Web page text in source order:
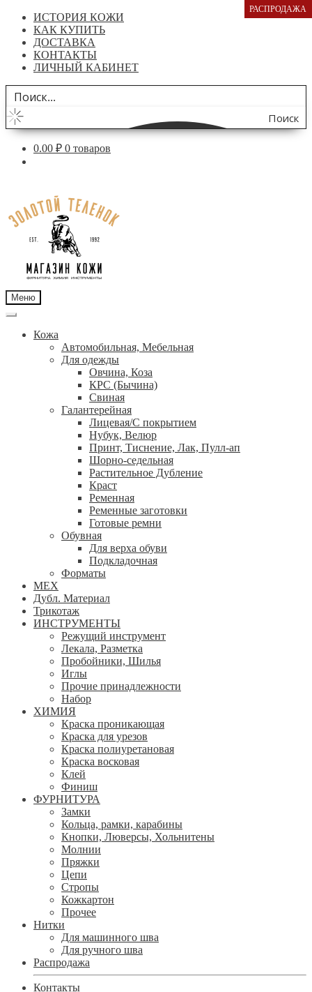
ИСТОРИЯ КОЖИ
КАК КУПИТЬ
ДОСТАВКА
КОНТАКТЫ
ЛИЧНЫЙ КАБИНЕТ
Поиск
по
0.00 ₽ 0 товаров
навигации
содержимому
Меню
Кожа
Автомобильная, Мебельная
Для одежды
Овчина, Коза
КРС (Бычина)
Свиная
Галантерейная
Лицевая/С покрытием
Нубук, Велюр
Принт, Тиснение, Лак, Пулл-ап
Шорно-седельная
Растительное Дубление
Краст
Ременная
Ременные заготовки
Готовые ремни
Обувная
Для верха обуви
Подкладочная
Форматы
МЕХ
Дубл. Материал
Трикотаж
ИНСТРУМЕНТЫ
Режущий инструмент
Лекала, Разметка
Пробойники, Шилья
Иглы
Прочие принадлежности
Набор
ХИМИЯ
Краска проникающая
Краска для урезов
Краска полиуретановая
Краска восковая
Клей
Финиш
ФУРНИТУРА
Замки
Кольца, рамки, карабины
Кнопки, Люверсы, Хольнитены
Молнии
Пряжки
Цепи
Стропы
Кожкартон
Прочее
Нитки
Для машинного шва
Для ручного шва
Распродажа
Контакты
РАСПРОДАЖА